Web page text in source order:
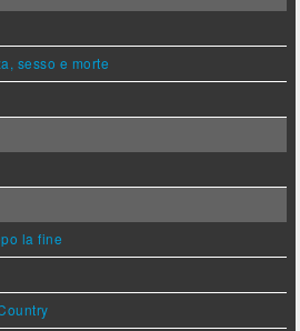
sesso e morte
la fine